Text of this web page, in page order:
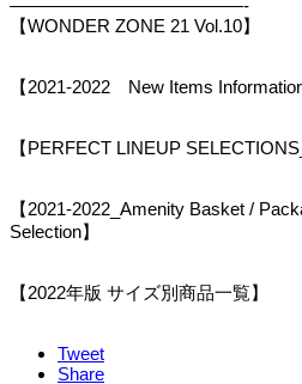
—————————————-
【WONDER ZONE 21 Vol.10】
【2021-2022 New Items
【PERFECT LINEUP
【2021-2022_Amenity Basket /
Selection】
【2022年版 サイズ別商品一覧】
Tweet
Share